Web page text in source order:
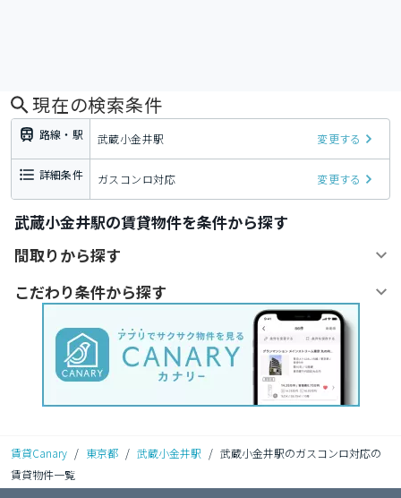
現在の検索条件
路線・駅 武蔵小金井駅 変更する
詳細条件 ガスコンロ対応 変更する
武蔵小金井駅の賃貸物件を条件から探す
間取りから探す
こだわり条件から探す
賃貸Canary / 東京都 / 武蔵小金井駅 / 武蔵小金井駅のガスコンロ対応の
賃貸物件一覧